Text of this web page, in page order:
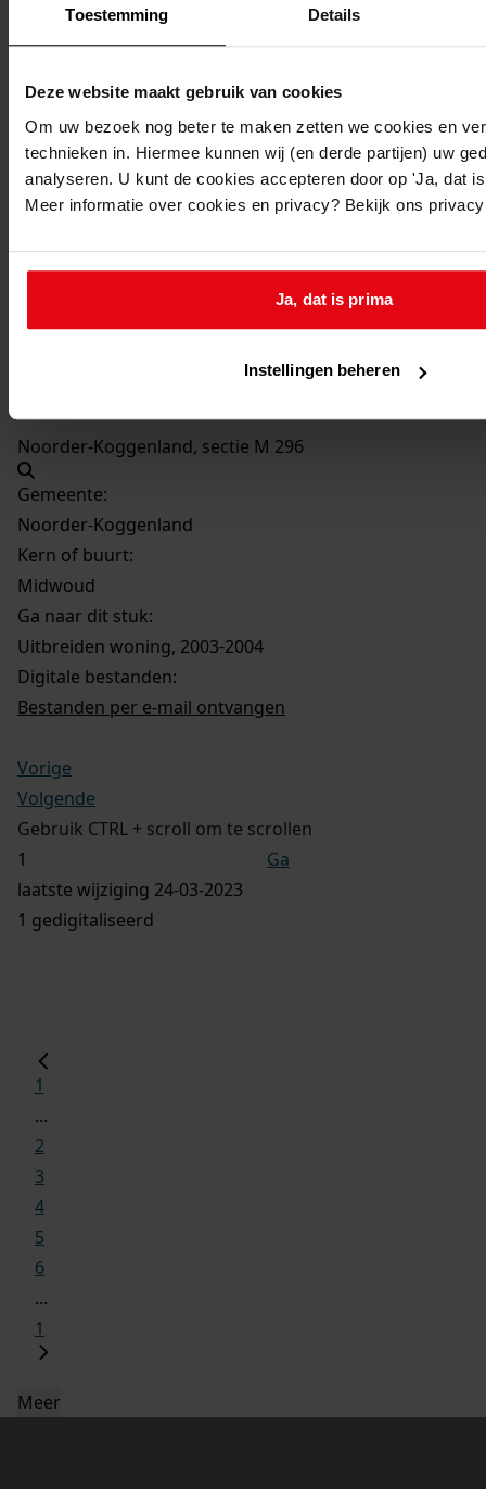
Toestemming Details
Deze website maakt gebruik van cookies
Om uw bezoek nog beter te maken zetten we cookies en
technieken in. Hiermee kunnen wij (en derde partijen) uw
analyseren. U kunt de cookies accepteren door op 'Ja, dat
Meer informatie over cookies en privacy? Bekijk ons
Ja, dat is prima
Instellingen beheren
2003-2004
Beschrijving:
18-02-2003
Adres:
Nieuw adres:
Midwoud, Buurt 7
Noorder-Koggenland, sectie M 296
Gemeente:
Noorder-Koggenland
Kern of buurt:
Midwoud
Ga naar dit stuk:
Uitbreiden woning, 2003-2004
Digitale bestanden:
Bestanden per e-mail ontvangen
Vorige
Volgende
Gebruik CTRL + scroll om te scrollen
Ga
laatste wijziging 24-03-2023
1 gedigitaliseerd
1
...
2
3
4
5
6
...
1
Meer